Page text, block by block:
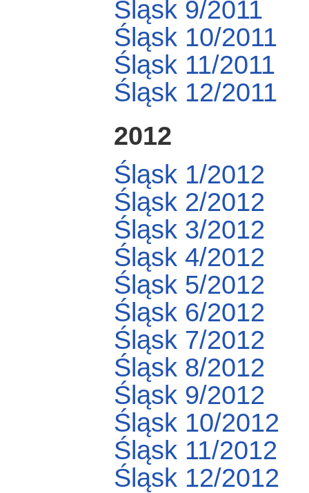
Śląsk 9/2011
Śląsk 10/2011
Śląsk 11/2011
Śląsk 12/2011
2012
Śląsk 1/2012
Śląsk 2/2012
Śląsk 3/2012
Śląsk 4/2012
Śląsk 5/2012
Śląsk 6/2012
Śląsk 7/2012
Śląsk 8/2012
Śląsk 9/2012
Śląsk 10/2012
Śląsk 11/2012
Śląsk 12/2012